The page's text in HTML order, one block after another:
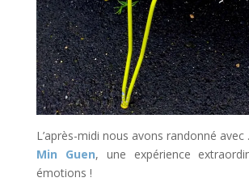
L’après-midi nous avons randonné avec
Min Guen, une expérience
émotions !